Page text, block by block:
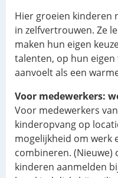
Hier groeien kinderen
in zelfvertrouwen. Ze
maken hun eigen
talenten, op hun
aanvoelt als een
Voor medewerkers:
Voor medewerkers
kinderopvang op
mogelijkheid om werk
combineren. (Nieuwe)
kinderen aanmelden